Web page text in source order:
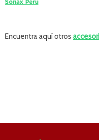
Sonax Perú
Encuentra aquí otros